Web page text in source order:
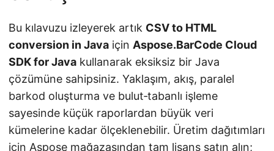
Bu kılavuzu izleyerek artık CSV to HTML
conversion in Java için Aspose.BarCode Cloud
SDK for Java kullanarak eksiksiz bir Java
çözümüne sahipsiniz. Yaklaşım, akış, paralel
barkod oluşturma ve bulut‑tabanlı işleme
sayesinde küçük raporlardan büyük veri
kümelerine kadar ölçeklenebilir. Üretim dağıtımları
için Aspose mağazasından tam lisans satın alın;